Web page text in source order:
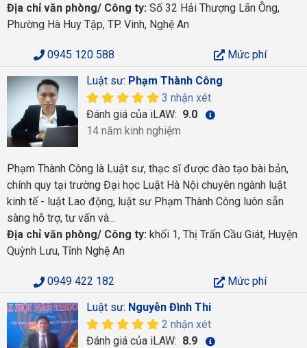
Địa chỉ văn phòng/ Công ty: Số 32 Hải Thượng Lãn Ông,
Phường Hà Huy Tập, TP. Vinh, Nghệ An
0945 120 588
Mức phí
Luật sư: Phạm Thành Công
3 nhận xét
Đánh giá của iLAW: 9.0
14 năm kinh nghiệm
Phạm Thành Công là Luật sư, thạc sĩ được đào tạo bài bản,
chính quy tại trường Đại học Luật Hà Nội chuyên ngành luật
kinh tế - luật Lao động, luật sư Phạm Thành Công luôn sẵn
sàng hỗ trợ, tư vấn và...
Địa chỉ văn phòng/ Công ty: khối 1, Thị Trấn Cầu Giát, Huyện
Quỳnh Lưu, Tỉnh Nghệ An
0949 422 182
Mức phí
Luật sư: Nguyễn Đình Thi
2 nhận xét
Đánh giá của iLAW: 8.9